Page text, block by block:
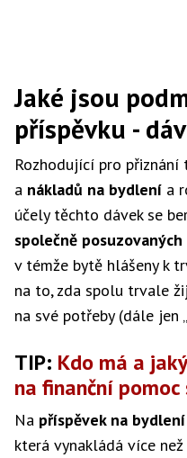
Jaké jsou
příspěvku -
Rozhodující pro
a nákladů na bydlení a
účely těchto dávek se
společně posuzovaných
v témže bytě hlášeny k
na to, zda spolu trvale
na své potřeby (dále jen
TIP: Kdo má a
na finanční
Na příspěvek na bydlení
která vynakládá více